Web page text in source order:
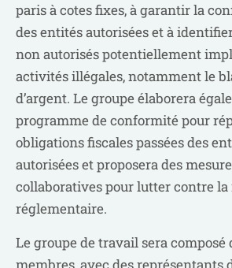
paris à cotes fixes, à garantir la
des entités autorisées et à
non autorisés potentiellement
activités illégales, notamment le
d’argent. Le groupe élaborera
programme de conformité pour
obligations fiscales passées des
autorisées et proposera des
collaboratives pour lutter contre
réglementaire.
Le groupe de travail sera composé